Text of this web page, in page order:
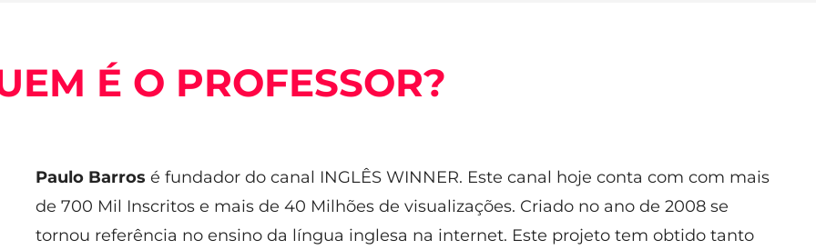
É O PROFESSOR?
Paulo Barros é fundador do canal INGLÊS WINNER. Este canal hoje conta com com mais
de 700 Mil Inscritos e mais de 40 Milhões de visualizações. Criado no ano de 2008 se
tornou referência no ensino da língua inglesa na internet. Este projeto tem obtido tanto